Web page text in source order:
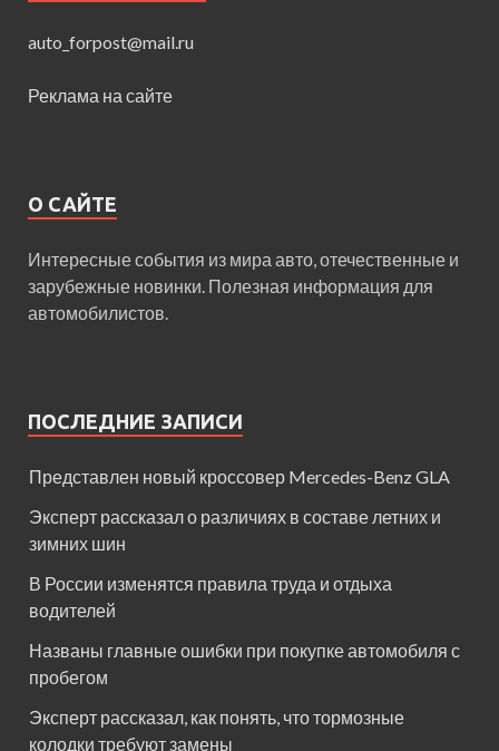
auto_forpost@mail.ru
Реклама на сайте
О САЙТЕ
Интересные события из мира авто, отечественные и
зарубежные новинки. Полезная информация для
автомобилистов.
ПОСЛЕДНИЕ ЗАПИСИ
Представлен новый кроссовер Mercedes-Benz GLA
Эксперт рассказал о различиях в составе летних и
зимних шин
В России изменятся правила труда и отдыха
водителей
Названы главные ошибки при покупке автомобиля с
пробегом
Эксперт рассказал, как понять, что тормозные
колодки требуют замены